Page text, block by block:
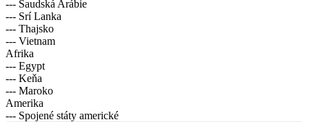
--- Saudská Arábie
--- Srí Lanka
--- Thajsko
--- Vietnam
Afrika
--- Egypt
--- Keňa
--- Maroko
Amerika
--- Spojené státy americké